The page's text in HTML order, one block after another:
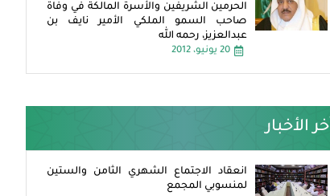
الحرمين الشريفين والأسرة المالكة في وفاة
صاحب السمو الملكي الأمير نايف بن
عبدالعزيز، رحمه الله
20 يونيو، 2012
الأخبار
انعقاد الاجتماع الشهري الثامن والستين
لمنسوبي المجمع